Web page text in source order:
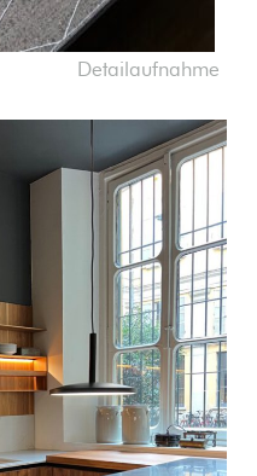
Detailaufnahme